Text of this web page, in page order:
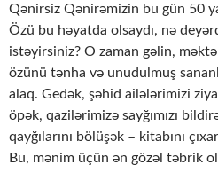
Qənirsiz Qənirəmizin bu gün 50
Özü bu həyatda olsaydı, nə
istəyirsiniz? O zaman gəlin,
özünü tənha və unudulmuş
alaq. Gedək, şəhid ailələrimizi
öpək, qazilərimizə sayğımızı
qayğılarını bölüşək – kitabını
Bu, mənim üçün ən gözəl təbrik